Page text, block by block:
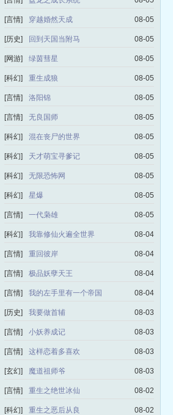
[言情] 穿越婚然天成 08-05
[历史] 回到天国当附马 08-05
[网游] 绿茵彗星 08-05
[科幻] 重生成狼 08-05
[言情] 洛阳锦 08-05
[言情] 无良国师 08-05
[科幻] 混在丧尸的世界 08-05
[科幻] 天才萌宝寻爹记 08-05
[科幻] 无限恐怖网 08-05
[科幻] 星爆 08-05
[言情] 一代枭雄 08-05
[科幻] 我靠修仙火遍全世界 08-04
[言情] 重回彼岸 08-04
[言情] 极品妖孽天王 08-04
[言情] 我的左手里有一个帝国 08-04
[历史] 我要做首辅 08-03
[言情] 小妖养成记 08-03
[言情] 这样恋着多喜欢 08-03
[玄幻] 魔道祖师爷 08-03
[言情] 重生之绝世冰仙 08-02
[科幻] 重生之恶后从良 08-02